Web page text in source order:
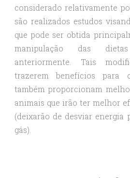
considerado relativamente
são realizados estudos
que pode ser obtida
manipulação das
anteriormente. Tais
trazerem benefícios para
também proporcionam
animais que irão ter melhor
(deixarão de desviar energia
gás).